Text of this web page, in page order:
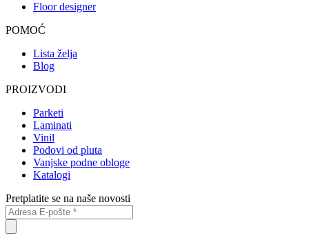
Floor designer
POMOĆ
Lista želja
Blog
PROIZVODI
Parketi
Laminati
Vinil
Podovi od pluta
Vanjske podne obloge
Katalogi
Pretplatite se na naše novosti